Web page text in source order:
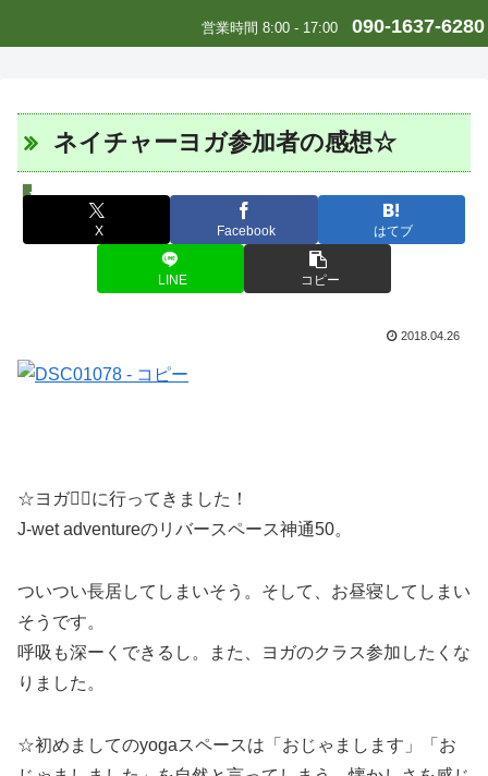
営業時間 8:00 - 17:00 090-1637-6280
ネイチャーヨガ参加者の感想☆
J-WETインド支部～ヨガのこころ～
X Facebook はてブ
LINE コピー
2018.04.26
☆ヨガ🧘‍♀️に行ってきました！
J-wet adventureのリバースペース神通50。
ついつい長居してしまいそう。そして、お昼寝してしまい
そうです。
呼吸も深ーくできるし。また、ヨガのクラス参加したくな
りました。
☆初めましてのyogaスペースは「おじゃまします」「お